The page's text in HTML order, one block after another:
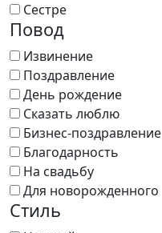
Сестре
Повод
Извинение
Поздравление
День рождение
Сказать люблю
Бизнес-поздравление
Благодарность
На свадьбу
Для новорожденного
Стиль